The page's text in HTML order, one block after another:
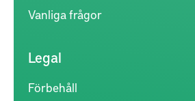
Vanliga frågor
Legal
Förbehåll